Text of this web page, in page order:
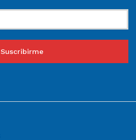
Suscribirme